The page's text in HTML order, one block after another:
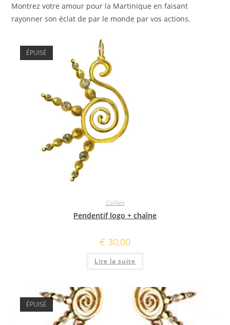
Montrez votre amour pour la Martinique en faisant
rayonner son éclat de par le monde par vos actions.
ÉPUISÉ
Colliers
Pendentif logo + chaîne
€ 30,00
Lire la suite
ÉPUISÉ